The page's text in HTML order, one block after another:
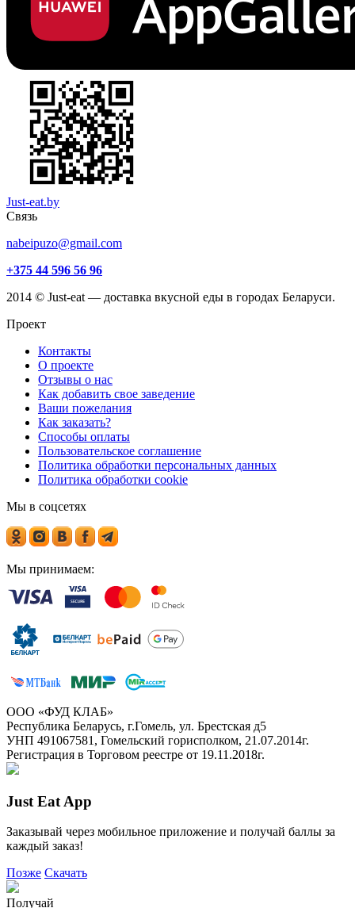
Just-eat.by
Связь
nabeipuzo@gmail.com
+375 44 596 56 96
2014 © Just-eat — доставка вкусной еды в городах Беларуси.
Проект
Контакты
О проекте
Отзывы о нас
Как добавить свое заведение
Ваши пожелания
Как заказать?
Способы оплаты
Пользовательское соглашение
Политика обработки персональных данных
Политика обработки cookie
Мы в соцсетях
Мы принимаем:
ООО «ФУД КЛАБ»
Республика Беларусь, г.Гомель, ул. Брестская д5
УНП 491067581, Гомельский горисполком, 21.07.2014г.
Регистрация в Торговом реестре от 19.11.2018г.
Just Eat App
Заказывай через мобильное приложение и получай баллы за
каждый заказ!
Позже Скачать
Получай